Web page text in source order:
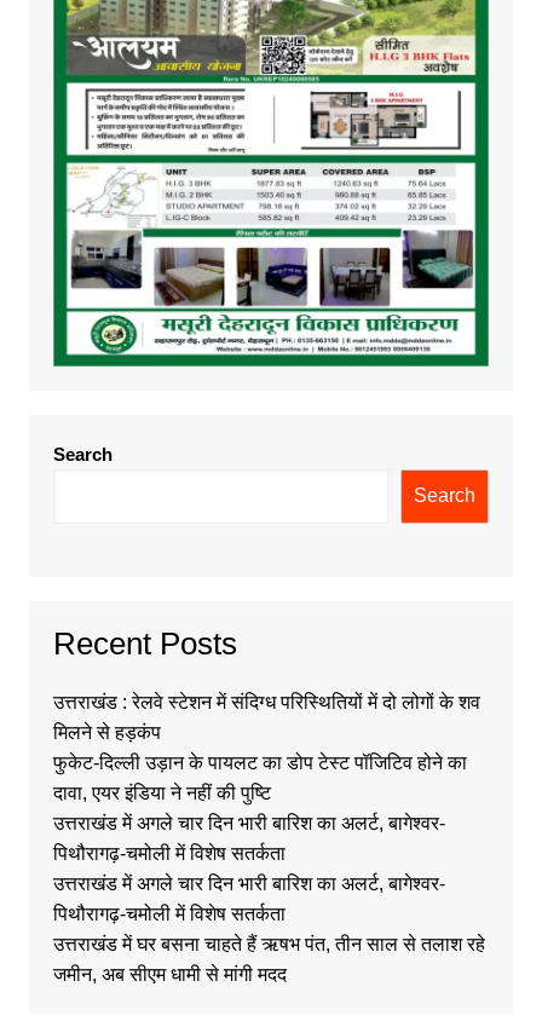
Search
Search
Recent Posts
उत्तराखंड : रेलवे स्टेशन में संदिग्ध परिस्थितियों में दो लोगों के शव
मिलने से हड़कंप
फुकेट-दिल्ली उड़ान के पायलट का डोप टेस्ट पॉजिटिव होने का
दावा, एयर इंडिया ने नहीं की पुष्टि
उत्तराखंड में अगले चार दिन भारी बारिश का अलर्ट, बागेश्वर-
पिथौरागढ़-चमोली में विशेष सतर्कता
उत्तराखंड में अगले चार दिन भारी बारिश का अलर्ट, बागेश्वर-
पिथौरागढ़-चमोली में विशेष सतर्कता
उत्तराखंड में घर बसना चाहते हैं ऋषभ पंत, तीन साल से तलाश रहे
जमीन, अब सीएम धामी से मांगी मदद